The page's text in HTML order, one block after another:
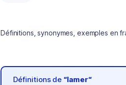
Définitions, synonymes, exemples en
Définitions de “lamer“